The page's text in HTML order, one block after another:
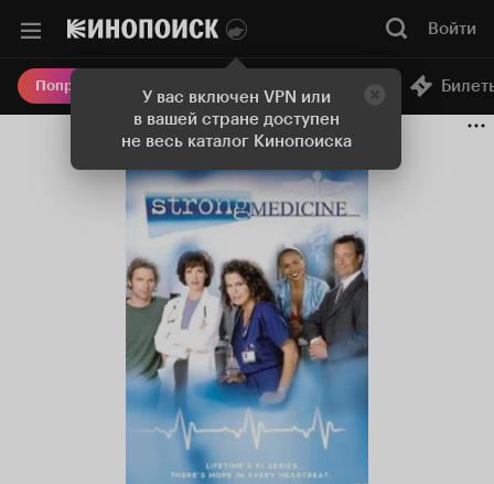
У вас включен VPN или
в вашей стране доступен
не весь каталог Кинопоиска
Войти
Попробовать Плюс Онлайн-кинотеатр